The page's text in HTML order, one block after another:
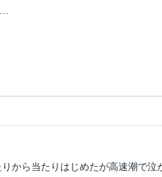
…
から当たりはじめたが高速潮で泣